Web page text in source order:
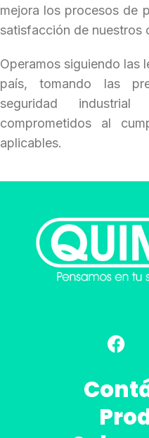
mejora los procesos de
satisfacción de nuestros
Operamos siguiendo las
país, tomando las
seguridad
comprometidos al
aplicables.